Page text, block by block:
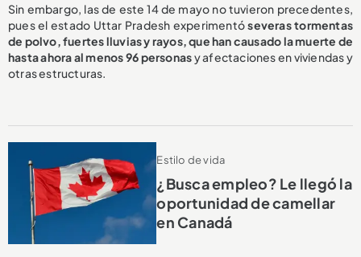
Sin embargo, las de este 14 de mayo no tuvieron precedentes,
pues el estado Uttar Pradesh experimentóseveras tormentas
de polvo, fuertes lluvias y rayos, que han causado la muerte de
hasta ahora al menos 96 personasy afectaciones en viviendas y
otras estructuras.
Estilo de vida
¿Busca empleo? Le llegó la
oportunidad de camellar
en Canadá